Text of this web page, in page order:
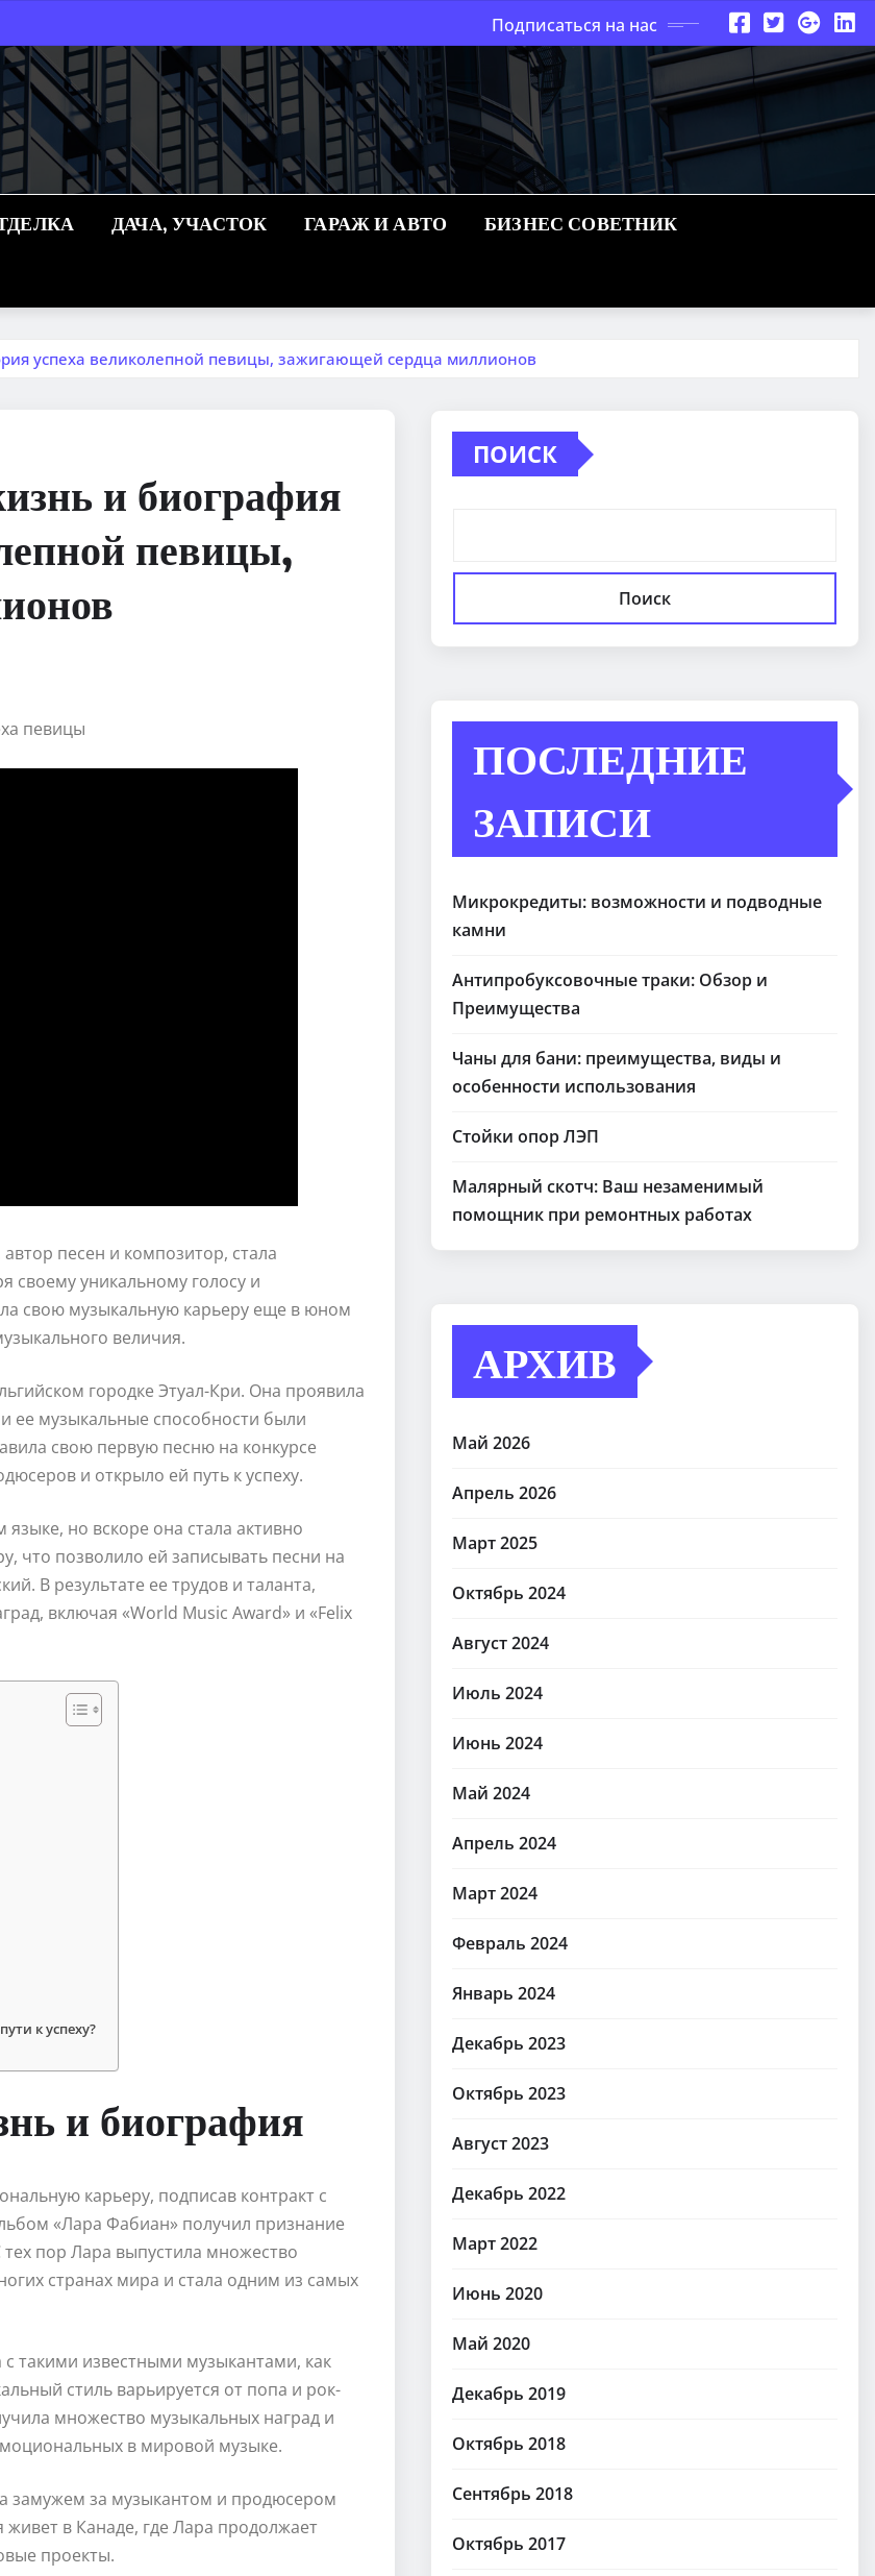
Подписаться на нас
ДАЧА, УЧАСТОК ГАРАЖ И АВТО БИЗНЕС СОВЕТНИК
успеха великолепной певицы, зажигающей сердца миллионов
и биография
певицы,
песен и композитор, стала
своему уникальному голосу и
свою музыкальную карьеру еще в юном
величия.
городке Этуал-Кри. Она проявила
ее музыкальные способности были
свою первую песню на конкурсе
и открыло ей путь к успеху.
но вскоре она стала активно
что позволило ей записывать песни на
В результате ее трудов и таланта,
включая «World Music Award» и «Felix
к успеху?
и биография
карьеру, подписав контракт с
«Лара Фабиан» получил признание
пор Лара выпустила множество
странах мира и стала одним из самых
такими известными музыкантами, как
стиль варьируется от попа и рок-
множество музыкальных наград и
в мировой музыке.
замужем за музыкантом и продюсером
в Канаде, где Лара продолжает
проекты.
ПОИСК
Поиск
ПОСЛЕДНИЕ
ЗАПИСИ
Микрокредиты: возможности и подводные
камни
Антипробуксовочные траки: Обзор и
Преимущества
Чаны для бани: преимущества, виды и
особенности использования
Стойки опор ЛЭП
Малярный скотч: Ваш незаменимый
помощник при ремонтных работах
АРХИВ
Май 2026
Апрель 2026
Март 2025
Октябрь 2024
Август 2024
Июль 2024
Июнь 2024
Май 2024
Апрель 2024
Март 2024
Февраль 2024
Январь 2024
Декабрь 2023
Октябрь 2023
Август 2023
Декабрь 2022
Март 2022
Июнь 2020
Май 2020
Декабрь 2019
Октябрь 2018
Сентябрь 2018
Октябрь 2017